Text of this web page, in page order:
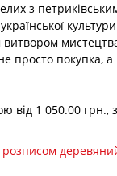
з
покупка, а
від 1 050.00 грн.,
розписом